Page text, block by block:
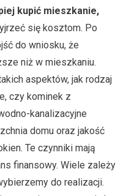
kupić mieszkanie,
się kosztom. Po
do wniosku, że
niż w mieszkaniu.
aspektów, jak rodzaj
czy kominek z
kanalizacyjne
domu oraz jakość
Te czynniki mają
finansowy. Wiele zależy
do realizacji.